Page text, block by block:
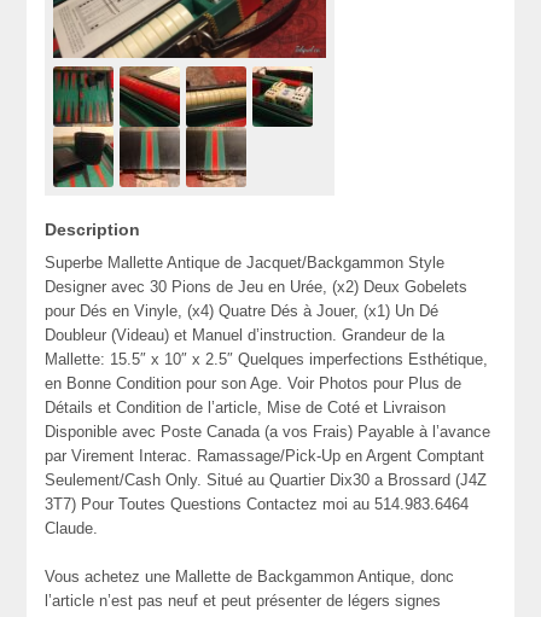
Description
Superbe Mallette Antique de Jacquet/Backgammon Style
Designer avec 30 Pions de Jeu en Urée, (x2) Deux Gobelets
pour Dés en Vinyle, (x4) Quatre Dés à Jouer, (x1) Un Dé
Doubleur (Videau)et Manuel d’instruction. Grandeur de la
Mallette: 15.5″ x 10″ x 2.5″ Quelques imperfections Esthétique,
en Bonne Condition pour son Age. Voir Photos pour Plus de
Détails et Condition de l’article, Mise de Coté et Livraison
Disponible avec Poste Canada (a vos Frais) Payable à l’avance
par Virement Interac. Ramassage/Pick-Up en Argent Comptant
Seulement/Cash Only. Situé au Quartier Dix30 a Brossard (J4Z
3T7) Pour Toutes Questions Contactez moi au 514.983.6464
Claude.
Vous achetez une Mallette de Backgammon Antique, donc
l’article n’est pas neuf et peut présenter de légers signes